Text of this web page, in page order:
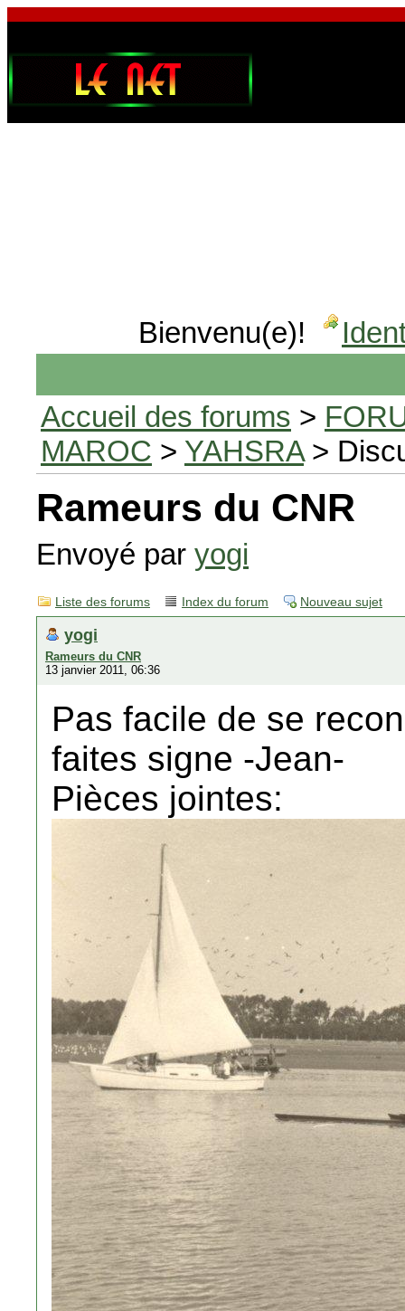
Bienvenu(e)!
Accueil des forums >
MAROC > YAHSRA>
Rameurs du CNR
Envoyé par yogi
Liste des forums Index du forum Nouveau sujet
yogi
Rameurs du CNR
13 janvier 2011, 06:36
Pas facile de se
faites signe -Jean-
Pièces jointes: